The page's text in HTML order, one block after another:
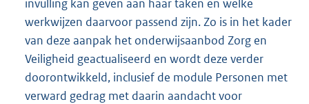
invulling kan geven aan haar taken en welke
werkwijzen daarvoor passend zijn. Zo is in het kader
van deze aanpak het onderwijsaanbod Zorg en
Veiligheid geactualiseerd en wordt deze verder
doorontwikkeld, inclusief de module Personen met
verward gedrag met daarin aandacht voor